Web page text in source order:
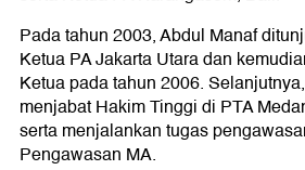
Pada tahun 2003, Abdul Manaf
Ketua PA Jakarta Utara dan
Ketua pada tahun 2006.
menjabat Hakim Tinggi di PTA
serta menjalankan tugas
Pengawasan MA.